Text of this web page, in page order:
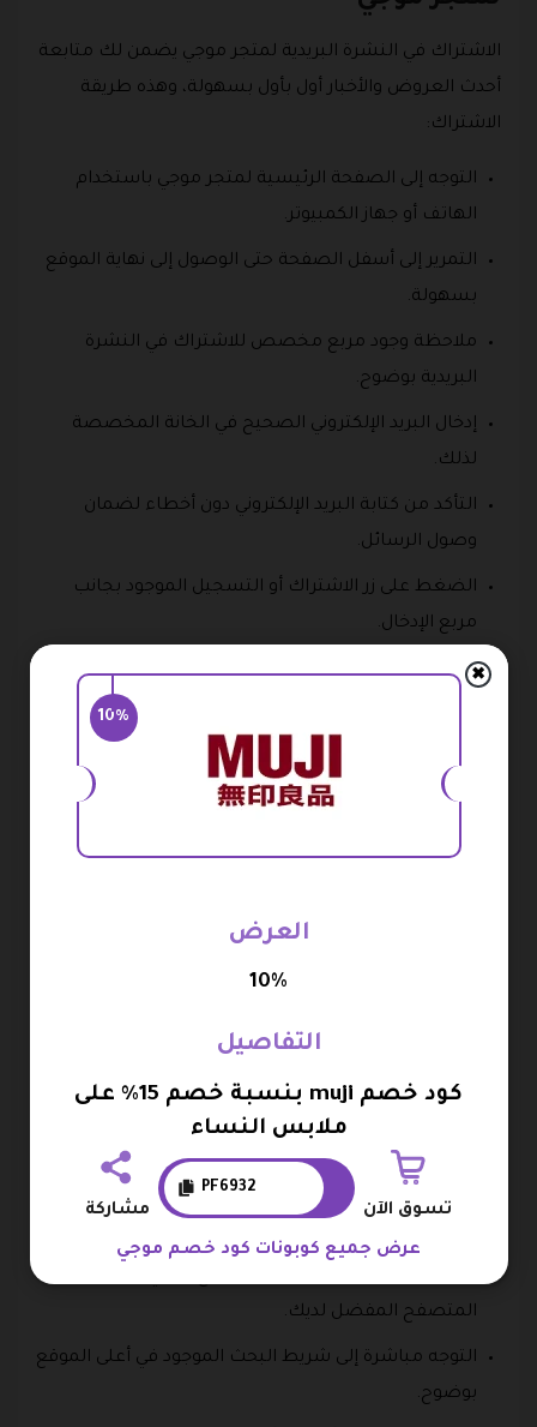
الاشتراك في النشرة البريدية لمتجر موجي يضمن لك متابعة
أحدث العروض والأخبار أول بأول بسهولة، وهذه طريقة
الاشتراك:
التوجه إلى الصفحة الرئيسية لمتجر موجي باستخدام
الهاتف أو جهاز الكمبيوتر.
التمرير إلى أسفل الصفحة حتى الوصول إلى نهاية الموقع
بسهولة.
ملاحظة وجود مربع مخصص للاشتراك في النشرة
البريدية بوضوح.
إدخال البريد الإلكتروني الصحيح في الخانة المخصصة
لذلك.
التأكد من كتابة البريد الإلكتروني دون أخطاء لضمان
وصول الرسائل.
الضغط على زر الاشتراك أو التسجيل الموجود بجانب
مربع الإدخال.
استلام رسالة تأكيد على البريد الإلكتروني في بعض
بعد الاشتراك تبدأ في استقبال أحدث العروض
والتخفيضات الحصرية.
والحملات الترويجية وكود خصم موجي السعودية.
طريقة البحث عن المنتجات على موقع
يوفر موقع موجي تجربة بحث سهلة تساعدك على الوصول
إلى المنتجات المطلوبة بسرعة وبدقة.
المتصفح المفضل لديك.
التوجه مباشرة إلى شريط البحث الموجود في أعلى الموقع
بوضوح.
10%
✖
العرض
10%
التفاصيل
كود خصم muji بنسبة خصم 15% على
ملابس النساء
تسوق الآن
PF6932
مشاركة
عرض جميع كوبونات كود خصم موجي